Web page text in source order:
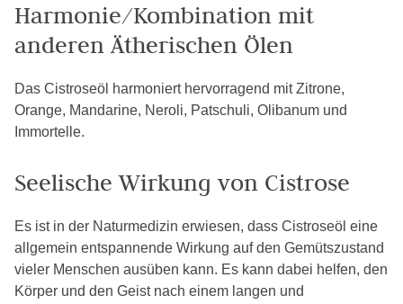
Harmonie/Kombination mit
anderen Ätherischen Ölen
Das Cistroseöl harmoniert hervorragend mit Zitrone,
Orange, Mandarine, Neroli, Patschuli, Olibanum und
Immortelle.
Seelische Wirkung von Cistrose
Es ist in der Naturmedizin erwiesen, dass Cistroseöl eine
allgemein entspannende Wirkung auf den Gemütszustand
vieler Menschen ausüben kann. Es kann dabei helfen, den
Körper und den Geist nach einem langen und